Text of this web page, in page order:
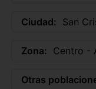
Ciudad: San
Zona: Centro -
Otras